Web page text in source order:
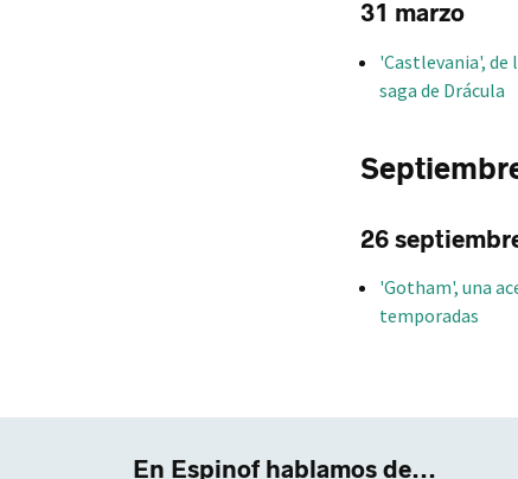
31 marzo
'Castlevania', de
saga de Drácula
26
'Gotham', una
temporadas
En Espinof hablamos de...